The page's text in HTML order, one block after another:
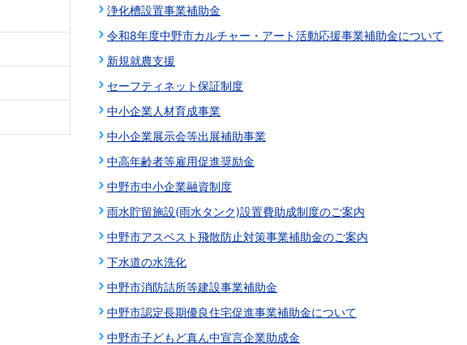
浄化槽設置事業補助金
令和8年度中野市カルチャー・アート活動応援事業補助金について
新規就農支援
セーフティネット保証制度
中小企業人材育成事業
中小企業展示会等出展補助事業
中高年齢者等雇用促進奨励金
中野市中小企業融資制度
雨水貯留施設(雨水タンク)設置費助成制度のご案内
中野市アスベスト飛散防止対策事業補助金のご案内
下水道の水洗化
中野市消防詰所等建設事業補助金
中野市認定長期優良住宅促進事業補助金について
中野市子どもど真ん中宣言企業助成金